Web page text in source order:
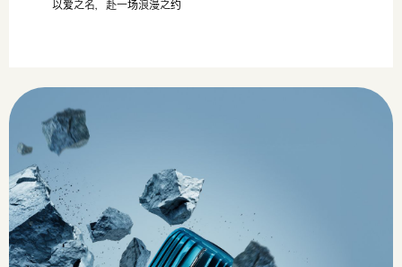
以爱之名，赴一场浪漫之约